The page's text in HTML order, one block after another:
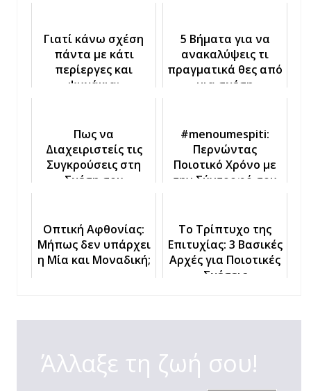
Γιατί κάνω σχέση
πάντα με κάτι
περίεργες και
ψυχάκια;
5 Βήματα για να
ανακαλύψεις τι
πραγματικά θες από
μια σχέση
Πως να
Διαχειριστείς τις
Συγκρούσεις στη
Σχέση σου
#menoumespiti:
Περνώντας
Ποιοτικό Χρόνο με
την Σύντροφό σου
Οπτική Αφθονίας:
Μήπως δεν υπάρχει
η Μία και Μοναδική;
Το Τρίπτυχο της
Επιτυχίας: 3 Βασικές
Αρχές για Ποιοτικές
Σχέσεις
Άλλαξε τη ζωή σου!